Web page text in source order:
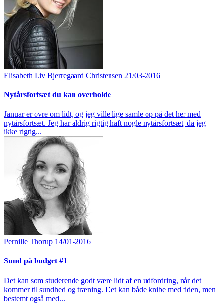
Elisabeth Liv Bjerregaard Christensen 21/03-2016
Nytårsfortsæt du kan overholde
Januar er ovre om lidt, og jeg ville lige samle op på det her med
nytårsfortsæt. Jeg har aldrig rigtig haft nogle nytårsfortsæt, da jeg
ikke rigtig...
Pernille Thorup 14/01-2016
Sund på budget #1
Det kan som studerende godt være lidt af en udfordring, når det
kommer til sundhed og træning. Det kan både knibe med tiden, men
bestemt også med...